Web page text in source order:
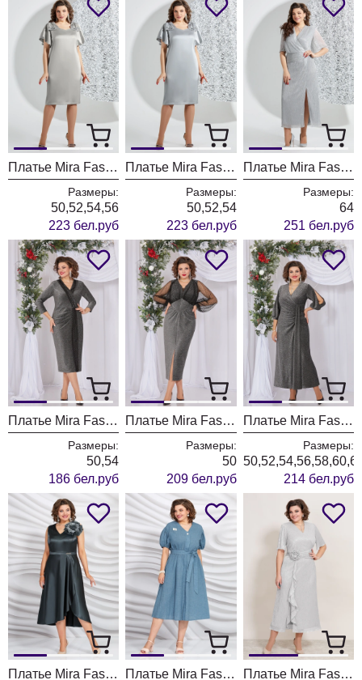
Платье Mira Fashion 5518-5
Размеры:
50,52,54,56
223 бел.руб
Платье Mira Fashion 5518-3
Размеры:
50,52,54
223 бел.руб
Платье Mira Fashion 5529-3
Размеры:
64
251 бел.руб
Платье Mira Fashion 5502
Размеры:
50,54
186 бел.руб
Платье Mira Fashion 5506
Размеры:
50
209 бел.руб
Платье Mira Fashion 5480
Размеры:
214 бел.руб
Платье Mira Fashion 5445 черное с оттенком зеленого Платье Mira Fashion 5433 Платье Mira Fashion 5393-3